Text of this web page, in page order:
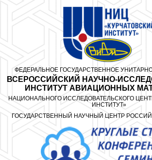
ФЕДЕРАЛЬНОЕ ГОСУДАРСТВЕННОЕ
ВСЕРОССИЙСКИЙ НАУЧНО-
ИНСТИТУТ АВИАЦИОННЫХ
НАЦИОНАЛЬНОГО ИССЛЕДОВАТЕЛЬСКОГО
ИНСТИТУТ»
ГОСУДАРСТВЕННЫЙ НАУЧНЫЙ ЦЕНТР